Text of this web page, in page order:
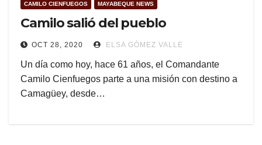
CAMILO CIENFUEGOS MAYABEQUE NEWS
Camilo salió del pueblo
OCT 28, 2020 ELSA GÓMEZ VALLE
Un día como hoy, hace 61 años, el Comandante
Camilo Cienfuegos parte a una misión con destino a
Camagüey, desde…